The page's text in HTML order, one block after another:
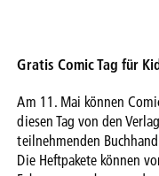
Gratis Comic Tag für
Am 11. Mai können
diesen Tag von den
teilnehmenden
Die Heftpakete können